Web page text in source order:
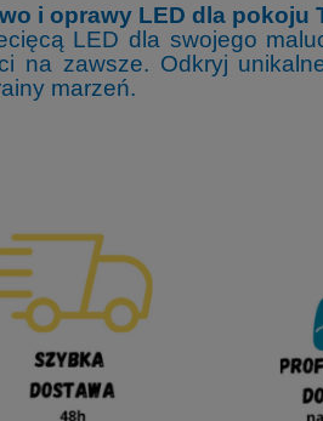
i oprawy LED dla pokoju
LED dla swojego
na zawsze. Odkryj
marzeń.